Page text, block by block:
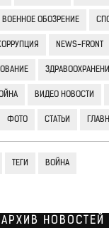
ВОЕННОЕ ОБОЗРЕНИЕ
NEWS-FRONT
ВИДЕО НОВОСТИ
ФОТО СТАТЬИ
ТЕГИ ВОЙНА
АРХИВ НОВОСТЕЙ